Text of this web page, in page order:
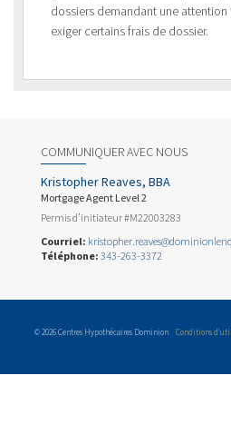
dossiers demandant une
exiger certains frais de dossier.
COMMUNIQUER AVEC NOUS
Kristopher Reaves, BBA
Mortgage Agent Level 2
Permis d’initiateur #M22003283
Courriel:
Téléphone: 343-263-3372
© 2026 Centres Hypothécaires Dominion Conditions